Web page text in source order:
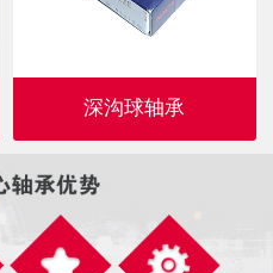
深沟球轴承